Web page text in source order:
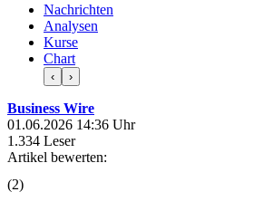
Nachrichten
Analysen
Kurse
Chart
‹ ›
Business Wire
01.06.2026 14:36 Uhr
1.334 Leser
Artikel bewerten:
(2)